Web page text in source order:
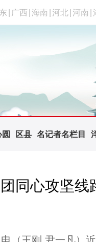
广西 海南 河北 河南
圆 区县 名记者名栏目
同心攻坚线